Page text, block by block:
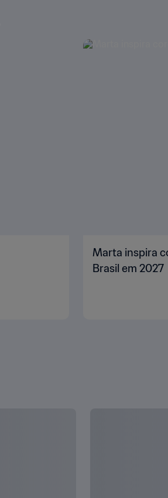
Marta inspira
Brasil em 2027